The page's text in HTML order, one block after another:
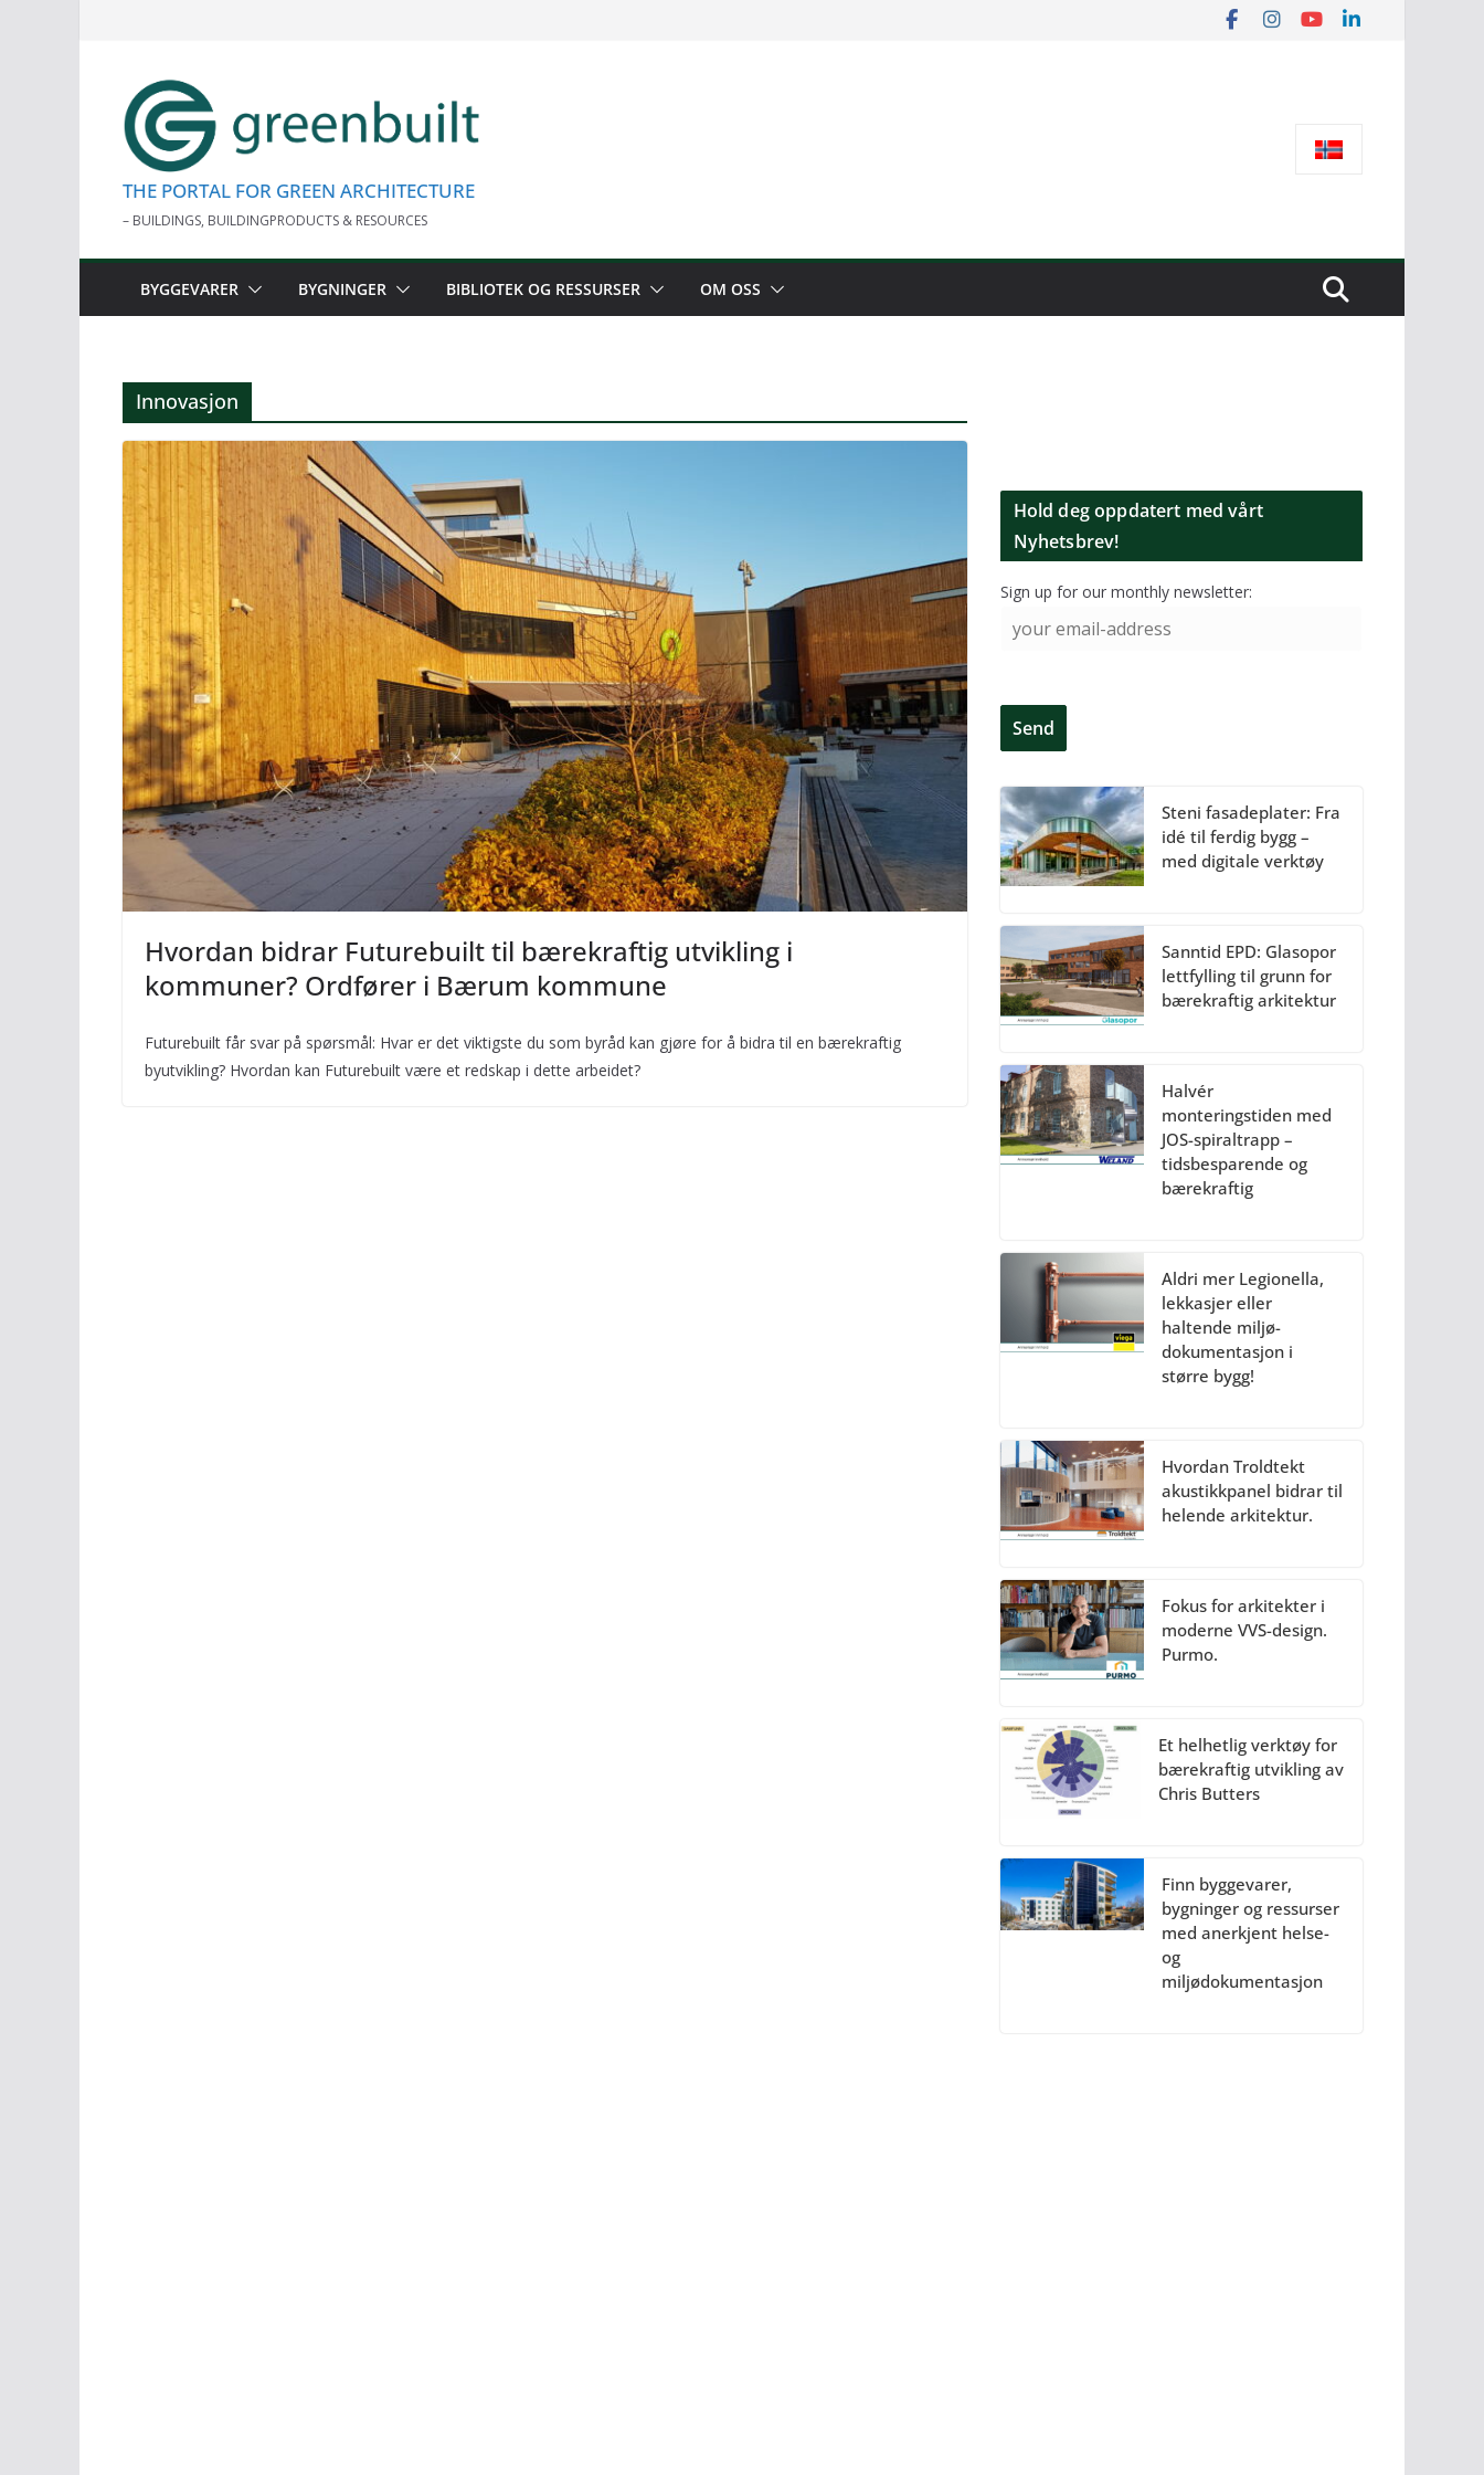
THE PORTAL FOR GREEN ARCHITECTURE
– BUILDINGS, BUILDINGPRODUCTS & RESOURCES
BYGGEVARER BYGNINGER BIBLIOTEK OG RESSURSER OM OSS
Innovasjon
Hvordan bidrar Futurebuilt til bærekraftig utvikling i
kommuner? Ordfører i Bærum kommune
Futurebuilt får svar på spørsmål: Hvar er det viktigste du som byråd kan gjøre for å bidra til en bærekraftig
byutvikling? Hvordan kan Futurebuilt være et redskap i dette arbeidet?
Hold deg oppdatert med vårt
Nyhetsbrev!
Sign up for our monthly newsletter:
Steni fasadeplater: Fra
idé til ferdig bygg –
med digitale verktøy
Sanntid EPD: Glasopor
lettfylling til grunn for
bærekraftig arkitektur
Halvér
monteringstiden med
JOS-spiraltrapp –
tidsbesparende og
bærekraftig
Aldri mer Legionella,
lekkasjer eller
haltende miljø-
dokumentasjon i
større bygg!
Hvordan Troldtekt
akustikkpanel bidrar til
helende arkitektur.
Fokus for arkitekter i
moderne VVS-design.
Purmo.
Et helhetlig verktøy for
bærekraftig utvikling av
Chris Butters
Finn byggevarer,
bygninger og ressurser
med anerkjent helse-
og
miljødokumentasjon